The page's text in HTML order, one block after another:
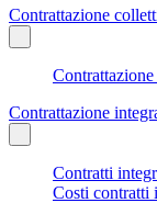
Contrattazione
Contrattazione
Contratti
Costi contratti